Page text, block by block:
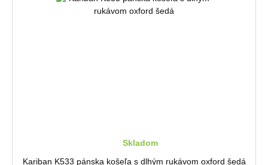
Skladom
Kariban K533 pánska košeľa s dlhým rukávom oxford šedá